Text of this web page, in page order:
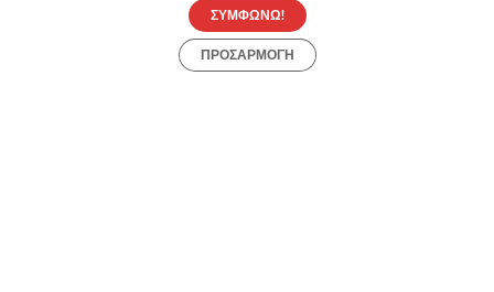
Κομμωτήρια Ανταυγειες σε Καλλιθέα
ΣΥΜΦΩΝΩ!
ΠΡΟΣΑΡΜΟΓΗ